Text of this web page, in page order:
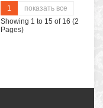
1
показать все
Showing 1 to 15 of 16 (2
Pages)